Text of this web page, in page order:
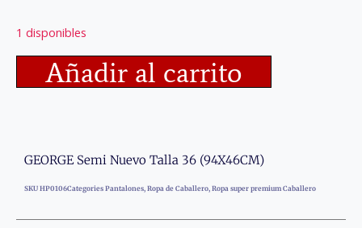
1 disponibles
Añadir al carrito
GEORGE Semi Nuevo Talla 36 (94X46CM)
SKU HP0106Categories Pantalones, Ropa de Caballero, Ropa super premium Caballero